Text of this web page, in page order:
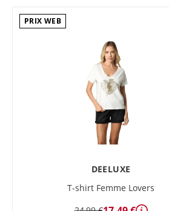
PRIX WEB
DEELUXE
T-shirt Femme Lovers